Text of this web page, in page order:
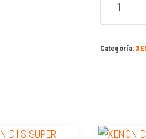
Categoría: